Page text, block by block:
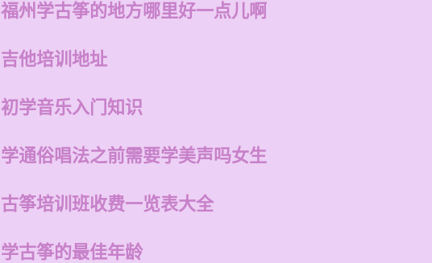
福州学古筝的地方哪里好一点儿啊
吉他培训地址
初学音乐入门知识
学通俗唱法之前需要学美声吗女生
古筝培训班收费一览表大全
学古筝的最佳年龄